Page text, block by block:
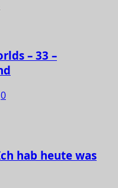
– 33 –
0
hab heute was